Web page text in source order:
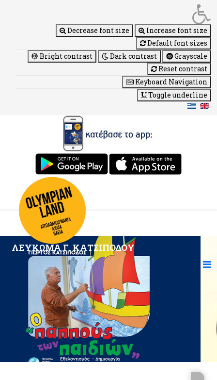
Decrease font size
Increase font size
Default font sizes
Bright contrast
Dark contrast
Grayscale
Reset contrast
Keyboard Navigation
Toggle underline
ΛΕΥΚΩΜΑ Γ. ΚΑΤΣΙΠΟΔΟΥ